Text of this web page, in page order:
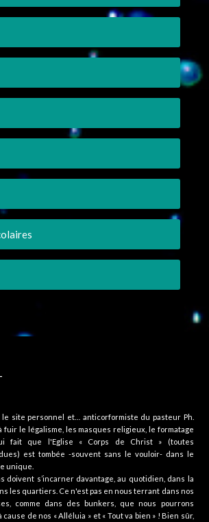
site personnel et… anticorformiste du pasteur Ph.
fuir le légalisme, les masques religieux, le formatage
fait que l'Eglise « Corps de Christ » (toutes
est tombée -souvent sans le vouloir- dans le
unique.
doivent s’incarner davantage, au quotidien, dans la
les quartiers. Ce n'est pas en nous terrant dans nos
comme dans des bunkers, que nous pourrons
de nos « Alléluia » et « Tout va bien » ! Bien sûr,